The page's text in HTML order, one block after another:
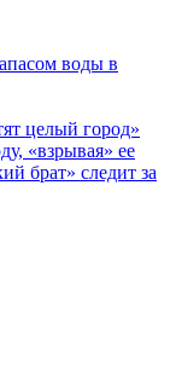
воды в
целый город»
«взрывая» ее
брат» следит за